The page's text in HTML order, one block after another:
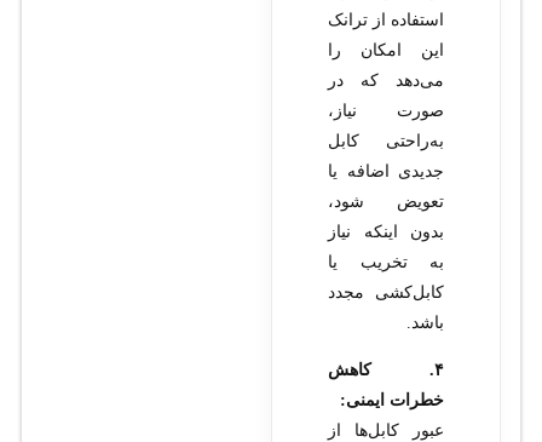
استفاده از ترانک
این امکان را
می‌دهد که در
صورت نیاز،
به‌راحتی کابل
جدیدی اضافه یا
تعویض شود،
بدون اینکه نیاز
به تخریب یا
کابل‌کشی مجدد
باشد.
۴. کاهش
خطرات ایمنی:
عبور کابل‌ها از